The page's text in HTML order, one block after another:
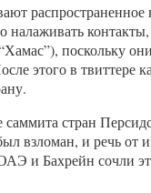
распространенное
налаживать
этого в
саммита стран
взломан, и речь
и Бахрейн сочли